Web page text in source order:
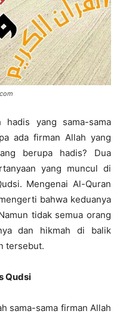
hadis yang sama-sama
ada firman Allah yang
berupa hadis? Dua
yang muncul di
Mengenai Al-Quran
bahwa keduanya
tidak semua orang
dan hikmah di balik
tersebut.
Qudsi
sama-sama firman Allah